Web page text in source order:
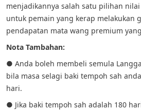
menjadikannya salah satu pilihan
untuk pemain yang kerap melakukan
pendapatan mata wang premium
Nota Tambahan:
● Anda boleh membeli semula
bila masa selagi baki tempoh sah
hari.
● Jika baki tempoh sah adalah 180